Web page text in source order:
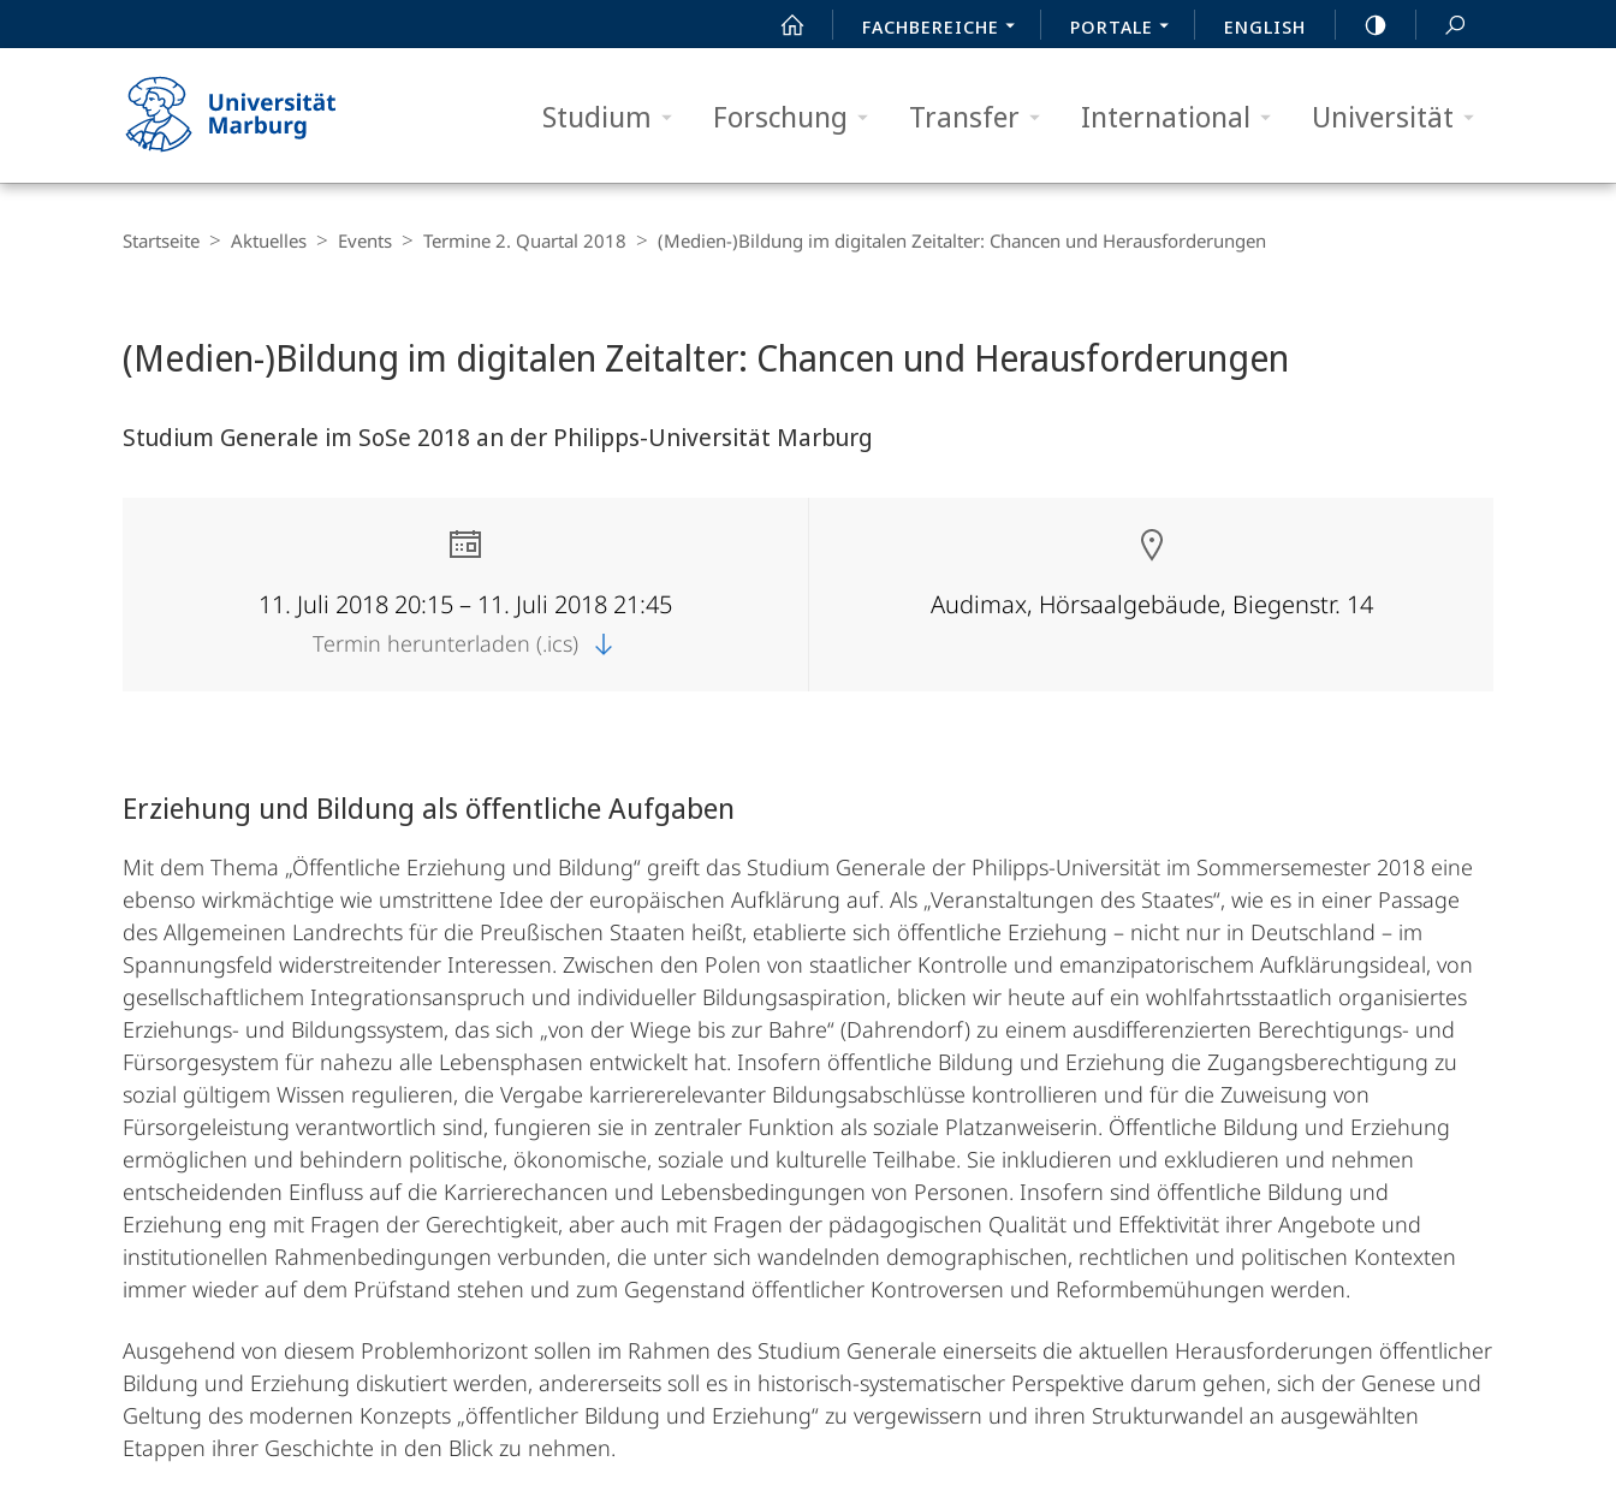
FACHBEREICHE PORTALE ENGLISH
Studium Forschung Transfer International Universität
Philipps-
Marburg
Navigation
Startseite Aktuelles Events Termine 2. Quartal 2018 (Medien-)Bildung im digitalen Zeitalter: Chancen und Herausforderungen
(Medien-)Bildung im digitalen Zeitalter: Chancen und Herausforderungen
Studium Generale im SoSe 2018 an der Philipps-Universität Marburg
11. Juli 2018 20:15 – 11. Juli 2018 21:45
Termin herunterladen (.ics)
Audimax, Hörsaalgebäude, Biegenstr. 14
Erziehung und Bildung als öffentliche Aufgaben
Mit dem Thema „Öffentliche Erziehung und Bildung“ greift das Studium Generale der Philipps-Universität im Sommersemester 2018 eine
ebenso wirkmächtige wie umstrittene Idee der europäischen Aufklärung auf. Als „Veranstaltungen des Staates“, wie es in einer Passage
des Allgemeinen Landrechts für die Preußischen Staaten heißt, etablierte sich öffentliche Erziehung – nicht nur in Deutschland – im
Spannungsfeld widerstreitender Interessen. Zwischen den Polen von staatlicher Kontrolle und emanzipatorischem Aufklärungsideal, von
gesellschaftlichem Integrationsanspruch und individueller Bildungsaspiration, blicken wir heute auf ein wohlfahrtsstaatlich organisiertes
Erziehungs- und Bildungssystem, das sich „von der Wiege bis zur Bahre“ (Dahrendorf) zu einem ausdifferenzierten Berechtigungs- und
Fürsorgesystem für nahezu alle Lebensphasen entwickelt hat. Insofern öffentliche Bildung und Erziehung die Zugangsberechtigung zu
sozial gültigem Wissen regulieren, die Vergabe karriererelevanter Bildungsabschlüsse kontrollieren und für die Zuweisung von
Fürsorgeleistung verantwortlich sind, fungieren sie in zentraler Funktion als soziale Platzanweiserin. Öffentliche Bildung und Erziehung
ermöglichen und behindern politische, ökonomische, soziale und kulturelle Teilhabe. Sie inkludieren und exkludieren und nehmen
entscheidenden Einfluss auf die Karrierechancen und Lebensbedingungen von Personen. Insofern sind öffentliche Bildung und
Erziehung eng mit Fragen der Gerechtigkeit, aber auch mit Fragen der pädagogischen Qualität und Effektivität ihrer Angebote und
institutionellen Rahmenbedingungen verbunden, die unter sich wandelnden demographischen, rechtlichen und politischen Kontexten
immer wieder auf dem Prüfstand stehen und zum Gegenstand öffentlicher Kontroversen und Reformbemühungen werden.
Ausgehend von diesem Problemhorizont sollen im Rahmen des Studium Generale einerseits die aktuellen Herausforderungen öffentlicher
Bildung und Erziehung diskutiert werden, andererseits soll es in historisch-systematischer Perspektive darum gehen, sich der Genese und
Geltung des modernen Konzepts „öffentlicher Bildung und Erziehung“ zu vergewissern und ihren Strukturwandel an ausgewählten
Etappen ihrer Geschichte in den Blick zu nehmen.